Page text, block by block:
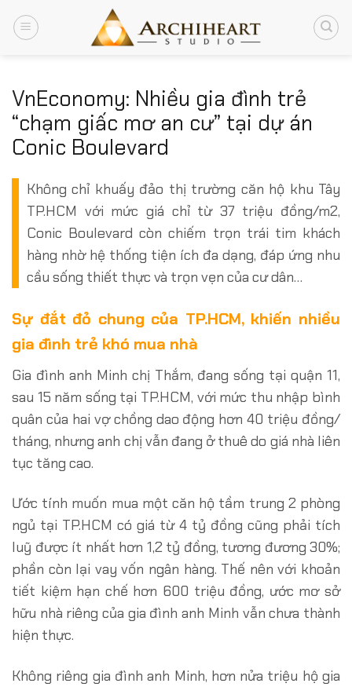
đến
VnEconomy: Nhiều gia đình trẻ
“chạm giấc mơ an cư” tại dự án
Conic Boulevard
Không chỉ khuấy đảo thị trường căn hộ khu Tây
TP.HCM với mức giá chỉ từ 37 triệu đồng/m2,
Conic Boulevard còn chiếm trọn trái tim khách
hàng nhờ hệ thống tiện ích đa dạng, đáp ứng nhu
cầu sống thiết thực và trọn vẹn của cư dân…
Sự đắt đỏ chung của TP.HCM, khiến nhiều
gia đình trẻ khó mua nhà
Gia đình anh Minh chị Thắm, đang sống tại quận 11,
sau 15 năm sống tại TP.HCM, với mức thu nhập bình
quân của hai vợ chồng dao động hơn 40 triệu đồng/
tháng, nhưng anh chị vẫn đang ở thuê do giá nhà liên
tục tăng cao.
Ước tính muốn mua một căn hộ tầm trung 2 phòng
ngủ tại TP.HCM có giá từ 4 tỷ đồng cũng phải tích
luỹ được ít nhất hơn 1,2 tỷ đồng, tương đương 30%;
phần còn lại vay vốn ngân hàng. Thế nên với khoản
tiết kiệm hạn chế hơn 600 triệu đồng, ước mơ sở
hữu nhà riêng của gia đình anh Minh vẫn chưa thành
hiện thực.
Không riêng gia đình anh Minh, hơn nửa triệu hộ gia